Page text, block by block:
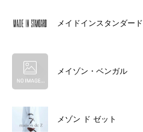
メイドインスタンダード
メイゾン・ベンガル
メゾン ド ゼット